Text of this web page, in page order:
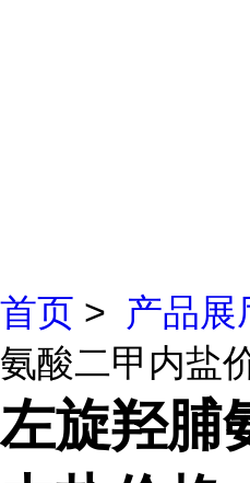
首页 > 产品展
氨酸二甲内盐
左旋羟脯